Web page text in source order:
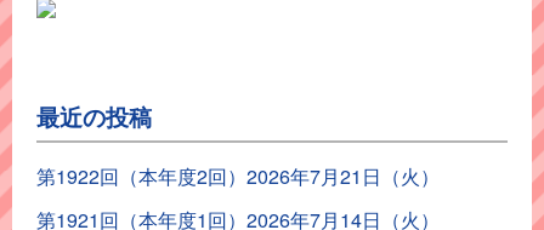
最近の投稿
第1922回（本年度2回）2026年7月21日（火）
第1921回（本年度1回）2026年7月14日（火）